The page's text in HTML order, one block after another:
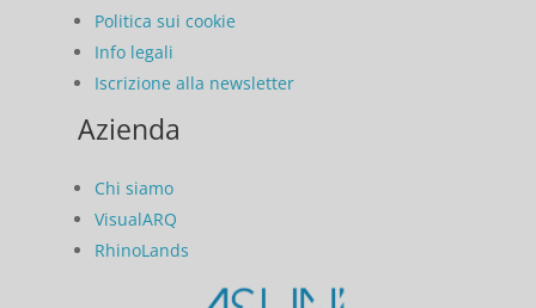
Politica sui cookie
Info legali
Iscrizione alla newsletter
Azienda
Chi siamo
VisualARQ
RhinoLands